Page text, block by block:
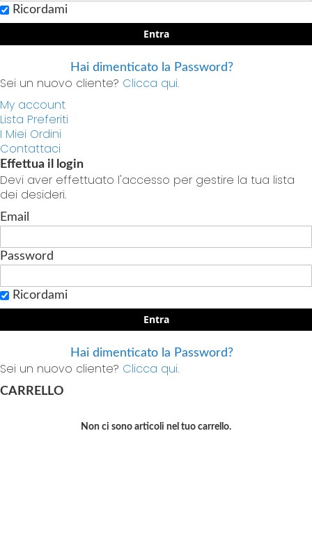
Ricordami
Entra
Hai dimenticato la Password?
Sei un nuovo cliente? Clicca qui.
My account
Lista Preferiti
I Miei Ordini
Contattaci
Effettua il login
Devi aver effettuato l'accesso per gestire la tua lista
dei desideri.
Email
Password
Ricordami
Entra
Hai dimenticato la Password?
Sei un nuovo cliente? Clicca qui.
CARRELLO
Non ci sono articoli nel tuo carrello.